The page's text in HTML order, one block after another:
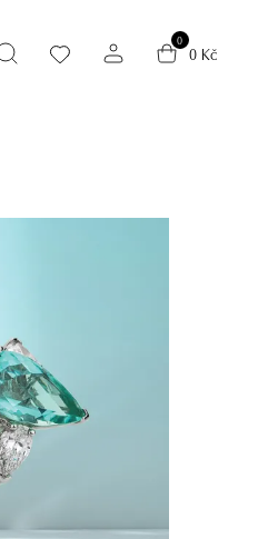
0
0 Kč